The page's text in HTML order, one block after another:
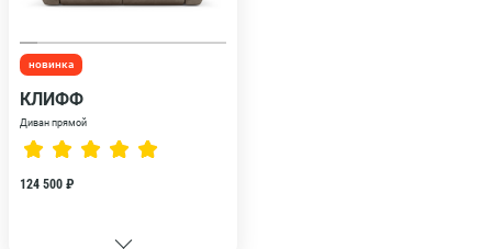
новинка
КЛИФФ
Диван прямой
124 500 ₽